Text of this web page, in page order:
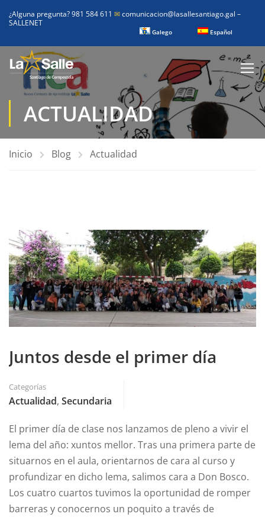
¿Alguna pregunta? 981 584 611 ✉comunicacion@lasallesantiago.gal –
SALLENET
Galego Español
ACTUALIDAD
Inicio Blog Actualidad
Juntos desde el primer día
Categorías
Actualidad, Secundaria
El primer día de clase nos lanzamos de pleno a vivir el
lema del año: xuntos mellor. Tras una primera parte de
situarnos en el aula, orientarnos de cara al curso y
profundizar en dicho lema, salimos cara a Don Bosco.
Los cuatro cuartos tuvimos la oportunidad de romper
barreras y conocernos un poquito a través de